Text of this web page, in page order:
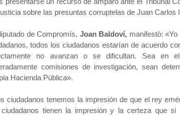
sobre las presuntas corruptelas de Juan Carlos
de Compromís, Joan Baldoví, manifestó:
todos los ciudadanos estarían de acuerdo
no avanzan o se dificultan. Sea en
comisiones de investigación, sean
Hacienda Pública».
ciudadanos tenemos la impresión de que el rey
tienen la impresión y la certeza que si